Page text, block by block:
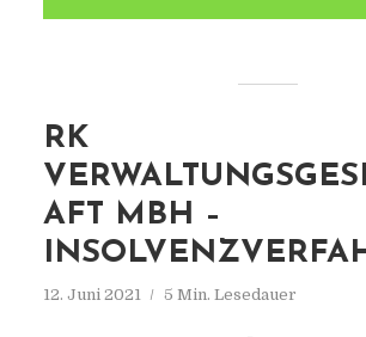
RK
AFT MBH –
12. Juni 2021 5 Min. Lesedauer